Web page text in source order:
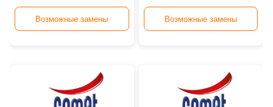
Возможные замены Возможные замены